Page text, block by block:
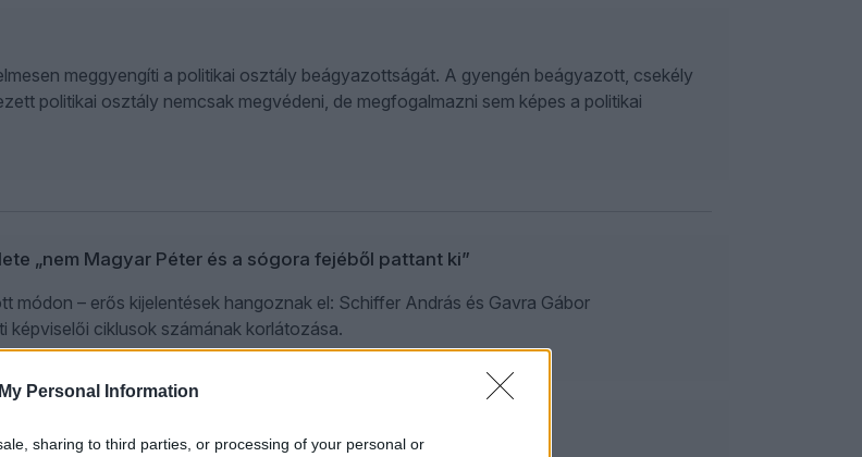
Personal Information
sharing to third parties, or processing of your personal or
meggyengíti a politikai osztály beágyazottságát. A gyengén beágyazott, csekély
politikai osztály nemcsak megvédeni, de megfogalmazni sem képes a politikai
„nem Magyar Péter és a sógora fejéből pattant ki”
módon – erős kijelentések hangoznak el: Schiffer András és Gavra Gábor
képviselői ciklusok számának korlátozása.
– Közelkép